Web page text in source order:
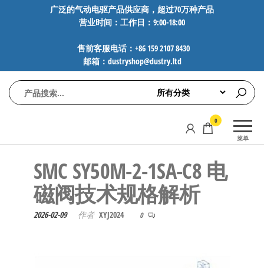
广泛的气动电驱产品供应商，超过70万种产品
营业时间：工作日：9:00-18:00
售前客服电话：+86 159 2107 8430
邮箱：dustryshop@dustry.ltd
动
FESTO、
AVENTICS等
品牌气动
元件，超
过88万种
菜单
0
SMC SY50M-2-1SA-C8 电
磁阀技术规格解析
2026-02-09 作者 XYJ2024 0